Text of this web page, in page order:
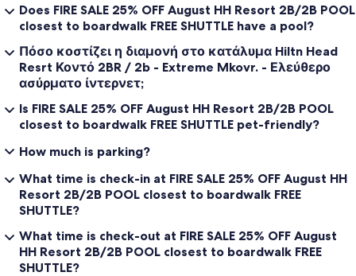
Does FIRE SALE 25% OFF August HH Resort 2B/2B POOL
closest to boardwalk FREE SHUTTLE have a pool?
Πόσο κοστίζει η διαμονή στο κατάλυμα Hiltn Head
Resrt Κοντό 2BR / 2b - Extreme Mkovr. - Ελεύθερο
ασύρματο ίντερνετ;
Is FIRE SALE 25% OFF August HH Resort 2B/2B POOL
closest to boardwalk FREE SHUTTLE pet-friendly?
How much is parking?
What time is check-in at FIRE SALE 25% OFF August HH
Resort 2B/2B POOL closest to boardwalk FREE
SHUTTLE?
What time is check-out at FIRE SALE 25% OFF August
HH Resort 2B/2B POOL closest to boardwalk FREE
SHUTTLE?